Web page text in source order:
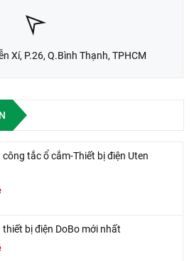
Xí, P.26, Q.Bình Thạnh, TPHCM
công tắc ổ cắm-Thiết bị điện Uten
thiết bị điện DoBo mới nhất